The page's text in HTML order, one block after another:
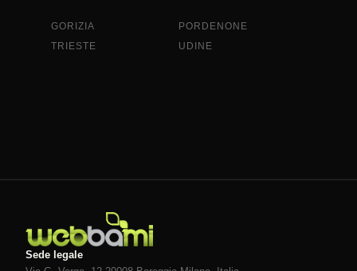
GORIZIA
PORDENONE
TRIESTE
UDINE
Sede legale